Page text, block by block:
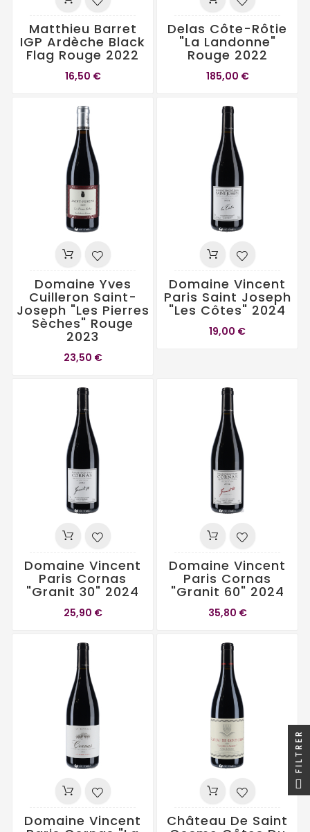
Matthieu Barret
IGP Ardèche Black
Flag Rouge 2022
16,50 €
Delas Côte-Rôtie
"La Landonne"
Rouge 2022
185,00 €
Domaine Yves
Cuilleron Saint-
Joseph "Les Pierres
Sèches" Rouge
2023
23,50 €
Domaine Vincent
Paris Saint Joseph
"Les Côtes" 2024
19,00 €
Domaine Vincent
Paris Cornas
"Granit 30" 2024
25,90 €
Domaine Vincent
Paris Cornas
"Granit 60" 2024
35,80 €
Domaine Vincent Château De Saint
FILTRER